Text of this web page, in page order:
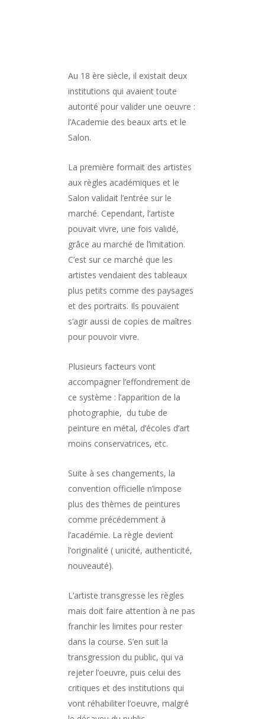
Au 18 ère siècle, il existait deux
institutions qui avaient toute
autorité pour valider une oeuvre :
l’Academie des beaux arts et le
Salon.
La première formait des artistes
aux règles académiques et le
Salon validait l’entrée sur le
marché. Cependant, l’artiste
pouvait vivre, une fois validé,
grâce au marché de l’imitation.
C’est sur ce marché que les
artistes vendaient des tableaux
plus petits comme des paysages
et des portraits. Ils pouvaient
s‘agir aussi de copies de maîtres
pour pouvoir vivre.
Plusieurs facteurs vont
accompagner l’effondrement de
ce système : l’apparition de la
photographie, du tube de
peinture en métal, d’écoles d’art
moins conservatrices, etc.
Suite à ses changements, la
convention officielle n’impose
plus des thèmes de peintures
comme précédemment à
l’académie. La règle devient
l’originalité ( unicité, authenticité,
nouveauté).
L’artiste transgresse les règles
mais doit faire attention à ne pas
franchir les limites pour rester
dans la course. S’en suit la
transgression du public, qui va
rejeter l’oeuvre, puis celui des
critiques et des institutions qui
vont réhabiliter l’oeuvre, malgré